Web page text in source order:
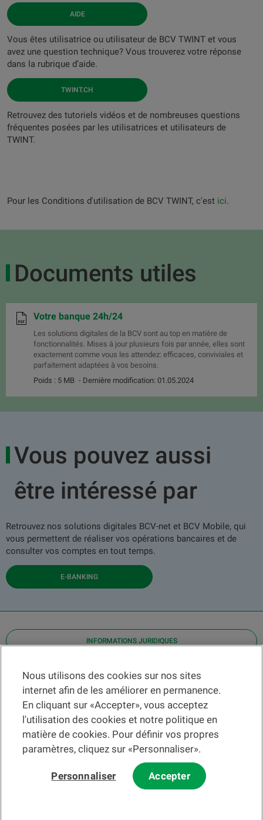
AIDE
Vous êtes utilisatrice ou utilisateur de BCV TWINT et vous
avez une question technique? Vous trouverez votre réponse
dans la rubrique d’aide.
TWINT.CH
Retrouvez des tutoriels vidéos et de nombreuses questions
fréquentes posées par les utilisatrices et utilisateurs de
TWINT.
Pour les Conditions d'utilisation de BCV TWINT, c'est ici.
Documents utiles
Votre banque 24h/24
Les solutions digitales de la BCV sont au top en matière de
fonctionnalités. Mises à jour plusieurs fois par année, elles sont
exactement comme vous les attendez: efficaces, conviviales et
parfaitement adaptées à vos besoins.
Poids : 5 MB - Dernière modification: 01.05.2024
Vous pouvez aussi
être intéressé par
Retrouvez nos solutions digitales BCV-net et BCV Mobile, qui
vous permettent de réaliser vos opérations bancaires et de
consulter vos comptes en tout temps.
E-BANKING
INFORMATIONS JURIDIQUES
Contact
Localiser une agence
Aide
Actualités
Taux de change
Nous utilisons des cookies sur nos sites
internet afin de les améliorer en permanence.
En cliquant sur «Accepter», vous acceptez
l'utilisation des cookies et notre politique en
matière de cookies. Pour définir vos propres
paramètres, cliquez sur «Personnaliser».
Personnaliser Accepter